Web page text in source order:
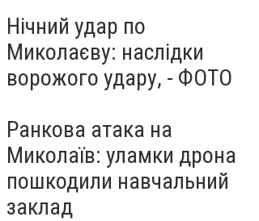
Нічний удар по
Миколаєву: наслідки
ворожого удару, - ФОТО
Ранкова атака на
Миколаїв: уламки дрона
пошкодили навчальний
заклад